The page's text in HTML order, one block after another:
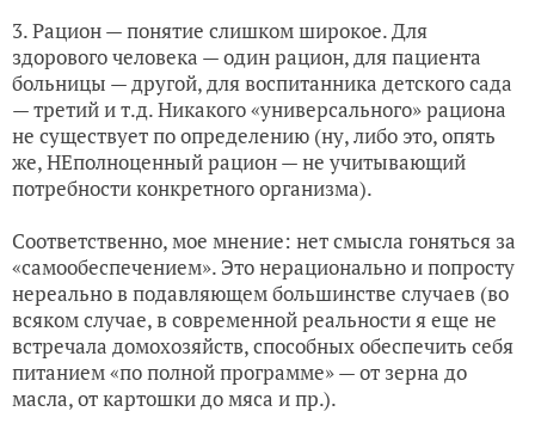
3. Рацион — понятие слишком широкое. Для
здорового человека — один рацион, для пациента
больницы — другой, для воспитанника детского сада
— третий и т.д. Никакого «универсального» рациона
не существует по определению (ну, либо это, опять
же, НЕполноценный рацион — не учитывающий
потребности конкретного организма).
Соответственно, мое мнение: нет смысла гоняться за
«самообеспечением». Это нерационально и попросту
нереально в подавляющем большинстве случаев (во
всяком случае, в современной реальности я еще не
встречала домохозяйств, способных обеспечить себя
питанием «по полной программе» — от зерна до
масла, от картошки до мяса и пр.).